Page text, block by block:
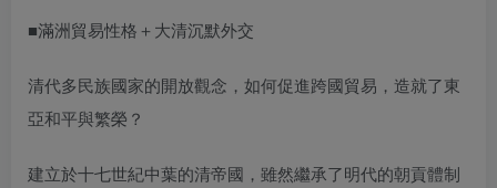
■滿洲貿易性格＋大清沉默外交
清代多民族國家的開放觀念，如何促進跨國貿易，造就了東
亞和平與繁榮？
建立於十七世紀中葉的清帝國，雖然繼承了明代的朝貢體制